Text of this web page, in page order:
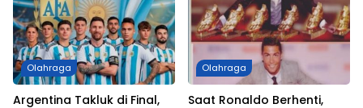
Olahraga
Argentina Takluk di Final,
Olahraga
Saat Ronaldo Berhenti,